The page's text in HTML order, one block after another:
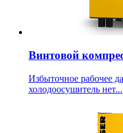
Винтовой
Избыточное рабочее
холодоосушитель нет...